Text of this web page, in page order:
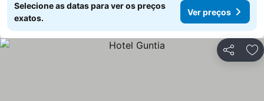
Selecione as datas para ver os preços
exatos.
Ver preços
Partilhar